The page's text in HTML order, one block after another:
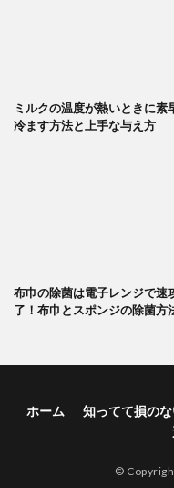
ミルクの温度が熱いときに素
冷ます方法と上手な与え方
布巾の除菌は電子レンジで速
了！布巾とスポンジの除菌方
ホーム 知ってて損の
©